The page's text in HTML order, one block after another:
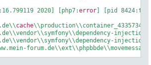
: 16.799119 2020 ] [php7:error ] [pid 8424
cache